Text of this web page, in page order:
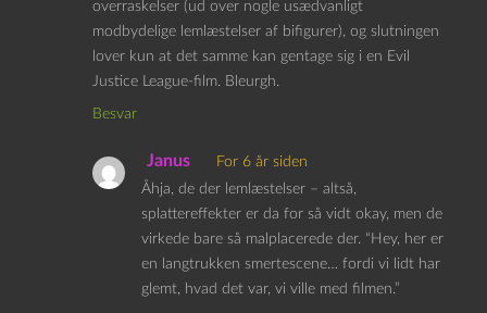
overraskelser (ud over nogle usædvanligt
modbydelige lemlæstelser af bifigurer), og slutningen
lover kun at det samme kan gentage sig i en Evil
Justice League-film. Bleurgh.
Besvar
Janus
For 6 år siden
Åhja, de der lemlæstelser – altså,
splattereffekter er da for så vidt okay, men de
virkede bare så malplacerede der. “Hey, her er
en langtrukken smertescene… fordi vi lidt har
glemt, hvad det var, vi ville med filmen.”